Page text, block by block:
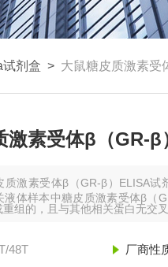
剂盒 > 大鼠糖皮质激素受
激素受体β（GR-
质激素受体β（GR-β）ELISA试
液体样本中糖皮质激素受体β（
组的，且与其他相关蛋白无交叉
48T 厂商性